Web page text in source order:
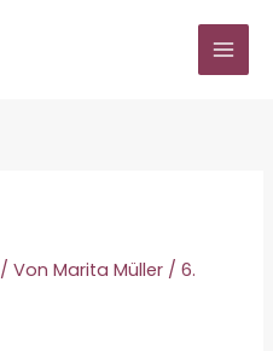
/ VonMarita Müller /6.